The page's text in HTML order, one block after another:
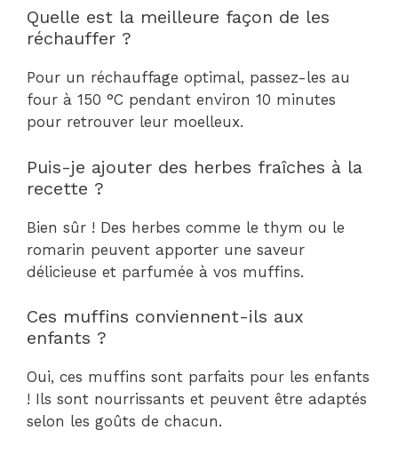
Quelle est la meilleure façon de les
réchauffer ?
Pour un réchauffage optimal, passez-les au
four à 150 °C pendant environ 10 minutes
pour retrouver leur moelleux.
Puis-je ajouter des herbes fraîches à la
recette ?
Bien sûr ! Des herbes comme le thym ou le
romarin peuvent apporter une saveur
délicieuse et parfumée à vos muffins.
Ces muffins conviennent-ils aux
enfants ?
Oui, ces muffins sont parfaits pour les enfants
! Ils sont nourrissants et peuvent être adaptés
selon les goûts de chacun.